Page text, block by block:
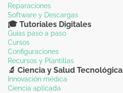
Reparaciones
Software y Descargas
🎓 Tutoriales Digitales
Guías paso a paso
Cursos
Configuraciones
Recursos y Plantillas
🔬 Ciencia y Salud Tecnológica
Innovación médica
Ciencia aplicada